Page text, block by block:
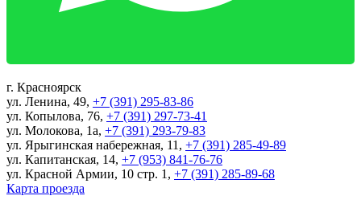
г. Красноярск
ул. Ленина, 49, +7 (391) 295-83-86
ул. Копылова, 76, +7 (391) 297-73-41
ул. Молокова, 1а, +7 (391) 293-79-83
ул. Ярыгинская набережная, 11 , +7 (391) 285-49-89
ул. Капитанская, 14, +7 (953) 841-76-76
ул. Красной Армии, 10 стр. 1 , +7 (391) 285-89-68
Карта проезда